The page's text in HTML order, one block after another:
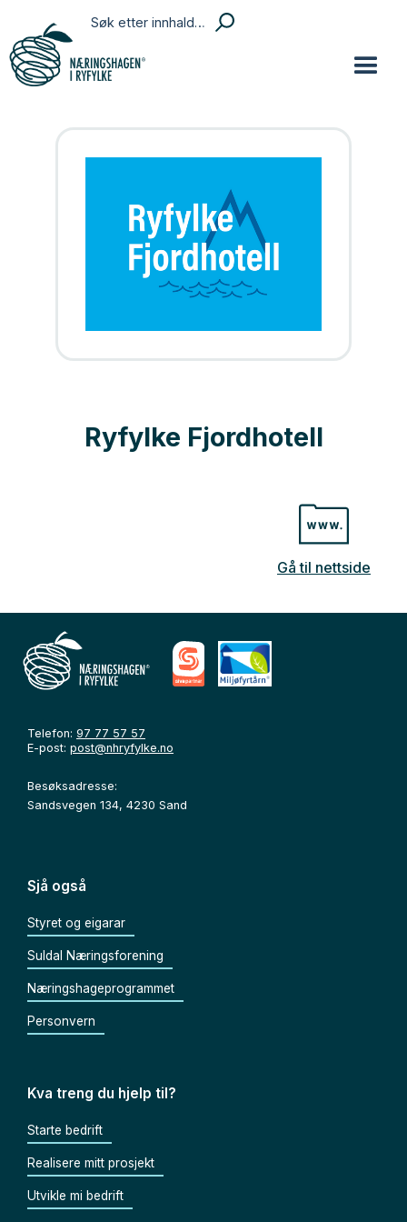
Ryfylke Fjordhotell
Gå til nettside
Telefon: 97 77 57 57
E-post: post@nhryfylke.no
Besøksadresse:
Sandsvegen 134, 4230 Sand
Sjå også
Styret og eigarar
Suldal Næringsforening
Næringshageprogrammet
Personvern
Kva treng du hjelp til?
Starte bedrift
Realisere mitt prosjekt
Utvikle mi bedrift